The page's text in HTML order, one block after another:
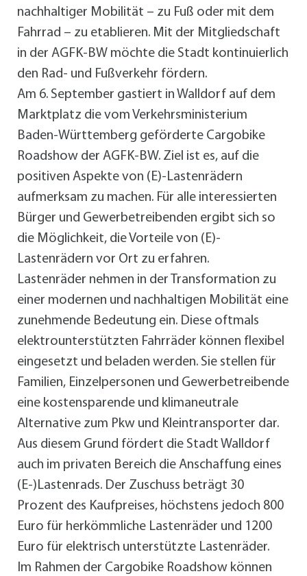
nachhaltiger Mobilität – zu Fuß oder mit dem
Fahrrad – zu etablieren. Mit der Mitgliedschaft
in der AGFK-BW möchte die Stadt kontinuierlich
den Rad- und Fußverkehr fördern.
Am 6. September gastiert in Walldorf auf dem
Marktplatz die vom Verkehrsministerium
Baden-Württemberg geförderte Cargobike
Roadshow der AGFK-BW. Ziel ist es, auf die
positiven Aspekte von (E)-Lastenrädern
aufmerksam zu machen. Für alle interessierten
Bürger und Gewerbetreibenden ergibt sich so
die Möglichkeit, die Vorteile von (E)-
Lastenrädern vor Ort zu erfahren.
Lastenräder nehmen in der Transformation zu
einer modernen und nachhaltigen Mobilität eine
zunehmende Bedeutung ein. Diese oftmals
elektrounterstützten Fahrräder können flexibel
eingesetzt und beladen werden. Sie stellen für
Familien, Einzelpersonen und Gewerbetreibende
eine kostensparende und klimaneutrale
Alternative zum Pkw und Kleintransporter dar.
Aus diesem Grund fördert die Stadt Walldorf
auch im privaten Bereich die Anschaffung eines
(E-)Lastenrads. Der Zuschuss beträgt 30
Prozent des Kaufpreises, höchstens jedoch 800
Euro für herkömmliche Lastenräder und 1200
Euro für elektrisch unterstützte Lastenräder.
Im Rahmen der Cargobike Roadshow können